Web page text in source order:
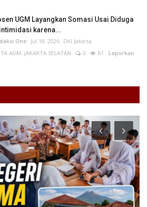
UGM Layangkan Somasi Usai Diduga
karena...
One Jul 18, 2026 DKI Jakarta
ADM. JAKARTA SELATAN
0 81 Laporkan